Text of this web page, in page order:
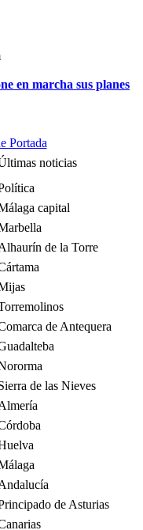
en marcha sus planes
Portada
noticias
capital
de la Torre
de Antequera
de las Nieves
de Asturias